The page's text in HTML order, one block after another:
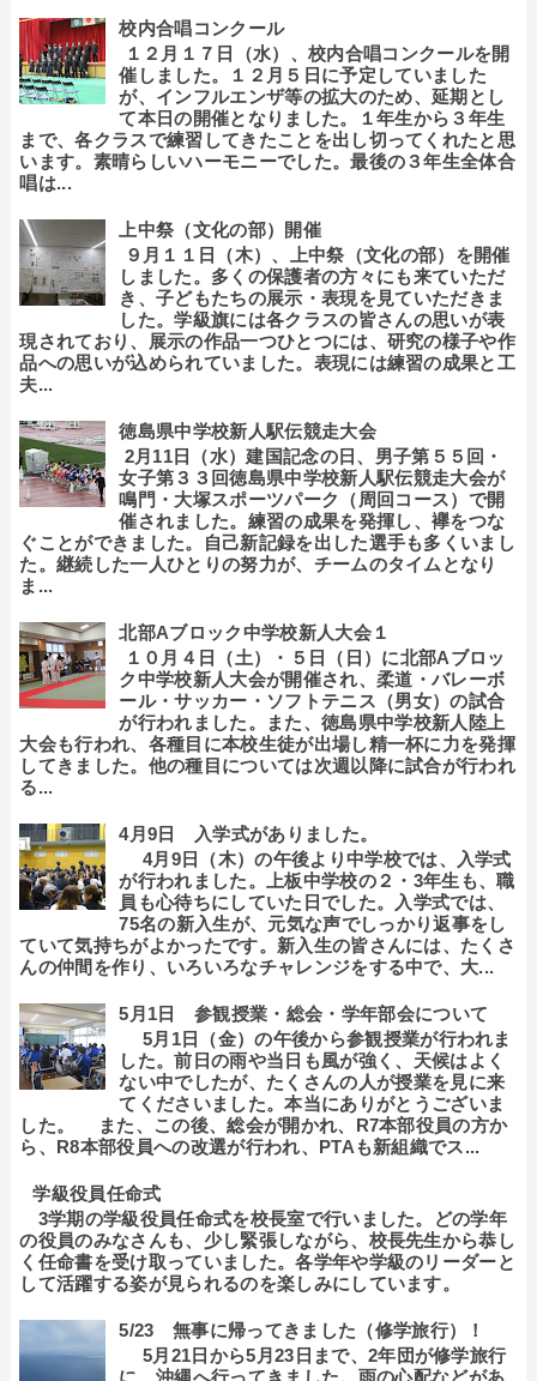
校内合唱コンクール
１２月１７日（水）、校内合唱コンクールを開
催しました。１２月５日に予定していました
が、インフルエンザ等の拡大のため、延期とし
て本日の開催となりました。１年生から３年生
まで、各クラスで練習してきたことを出し切ってくれたと思
います。素晴らしいハーモニーでした。最後の３年生全体合
唱は...
上中祭（文化の部）開催
９月１１日（木）、上中祭（文化の部）を開催
しました。多くの保護者の方々にも来ていただ
き、子どもたちの展示・表現を見ていただきま
した。学級旗には各クラスの皆さんの思いが表
現されており、展示の作品一つひとつには、研究の様子や作
品への思いが込められていました。表現には練習の成果と工
夫...
徳島県中学校新人駅伝競走大会
2月11日（水）建国記念の日、男子第５５回・
女子第３３回徳島県中学校新人駅伝競走大会が
鳴門・大塚スポーツパーク（周回コース）で開
催されました。練習の成果を発揮し、襷をつな
ぐことができました。自己新記録を出した選手も多くいまし
た。継続した一人ひとりの努力が、チームのタイムとなり
ま...
北部Aブロック中学校新人大会１
１０月４日（土）・５日（日）に北部Aブロッ
ク中学校新人大会が開催され、柔道・バレーボ
ール・サッカー・ソフトテニス（男女）の試合
が行われました。また、徳島県中学校新人陸上
大会も行われ、各種目に本校生徒が出場し精一杯に力を発揮
してきました。他の種目については次週以降に試合が行われ
る...
4月9日 入学式がありました。
4月9日（木）の午後より中学校では、入学式
が行われました。上板中学校の２・3年生も、職
員も心待ちにしていた日でした。入学式では、
75名の新入生が、元気な声でしっかり返事をし
ていて気持ちがよかったです。新入生の皆さんには、たくさ
んの仲間を作り、いろいろなチャレンジをする中で、大...
5月1日 参観授業・総会・学年部会について
5月1日（金）の午後から参観授業が行われま
した。前日の雨や当日も風が強く、天候はよく
ない中でしたが、たくさんの人が授業を見に来
てくださいました。本当にありがとうございま
した。 また、この後、総会が開かれ、R7本部役員の方か
ら、R8本部役員への改選が行われ、PTAも新組織でス...
学級役員任命式
3学期の学級役員任命式を校長室で行いました。どの学年
の役員のみなさんも、少し緊張しながら、校長先生から恭し
く任命書を受け取っていました。各学年や学級のリーダーと
して活躍する姿が見られるのを楽しみにしています。
5/23 無事に帰ってきました（修学旅行）！
5月21日から5月23日まで、2年団が修学旅行
に、沖縄へ行ってきました。雨の心配などがあ